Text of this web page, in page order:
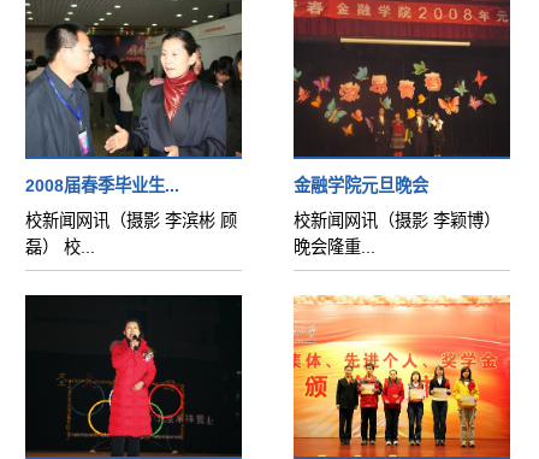
2008届春季毕业生...
校新闻网讯（摄影 李滨彬 顾
磊） 校...
金融学院元旦晚会
校新闻网讯（摄影 李颖博）
晚会隆重...